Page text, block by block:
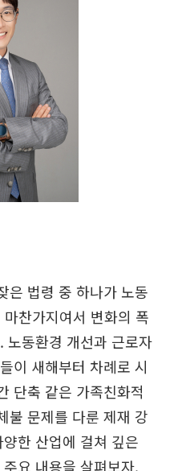
은 법령 중 하나가 노동
찬가지여서 변화의 폭
노동환경 개선과 근로자
이 새해부터 차례로 시
단축 같은 가족친화적
불 문제를 다룬 제재 강
한 산업에 걸쳐 깊은
요 내용을 살펴보자.